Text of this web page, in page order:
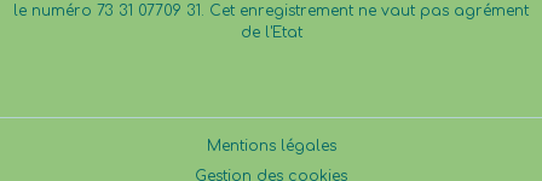
le numéro 73 31 07709 31. Cet enregistrement ne vaut pas agrément
de l'Etat
Mentions légales
Gestion des cookies